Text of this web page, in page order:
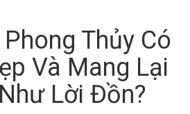
Thủy Có
Và Mang Lại
Lời Đồn?